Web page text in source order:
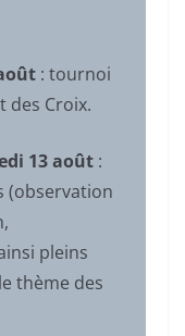
: tournoi
des Croix.
13 août:
(observation
pleins
thème des